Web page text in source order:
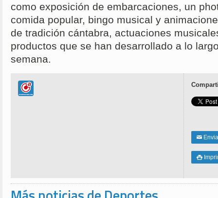
como exposición de embarcaciones, un
comida popular, bingo musical y
de tradición cántabra, actuaciones
productos que se han desarrollado a lo
semana.
✉
